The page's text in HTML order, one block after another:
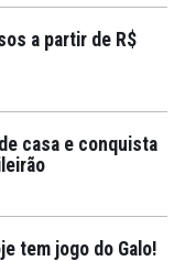
a partir de R$
casa e conquista
tem jogo do Galo!